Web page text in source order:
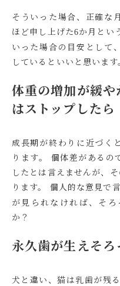
そういった場合、正確な
ほど申し上げた6か月とい
いった場合の目安として
しているといいと思います
体重の増加が緩や
はストップしたら
成長期が終わりに近づく
ります。 個体差があるの
したとは言えませんが、
ります。 個人的な意見で言
が見られなければ、そ
か？
永久歯が生えそろ
犬と違い、猫は乳歯が残